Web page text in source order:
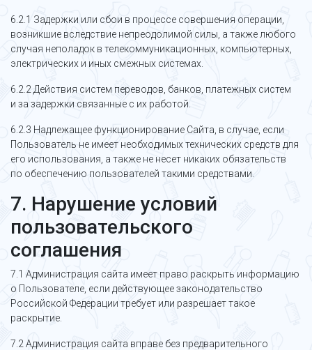
6.2.1 Задержки или сбои в процессе совершения операции,
возникшие вследствие непреодолимой силы, а также любого
случая неполадок в телекоммуникационных, компьютерных,
электрических и иных смежных системах.
6.2.2 Действия систем переводов, банков, платежных систем
и за задержки связанные с их работой.
6.2.3 Надлежащее функционирование Сайта, в случае, если
Пользователь не имеет необходимых технических средств для
его использования, а также не несет никаких обязательств
по обеспечению пользователей такими средствами.
7. Нарушение условий
пользовательского
соглашения
7.1 Администрация сайта имеет право раскрыть информацию
о Пользователе, если действующее законодательство
Российской Федерации требует или разрешает такое
раскрытие.
7.2 Администрация сайта вправе без предварительного